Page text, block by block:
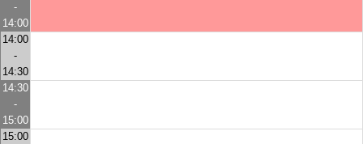
-
14:00
14:00
-
14:30
14:30
-
15:00
15:00